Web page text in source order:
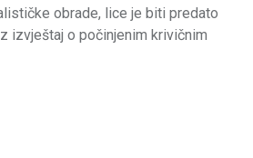
obrade, lice je biti predato
izvještaj o počinjenim krivičnim